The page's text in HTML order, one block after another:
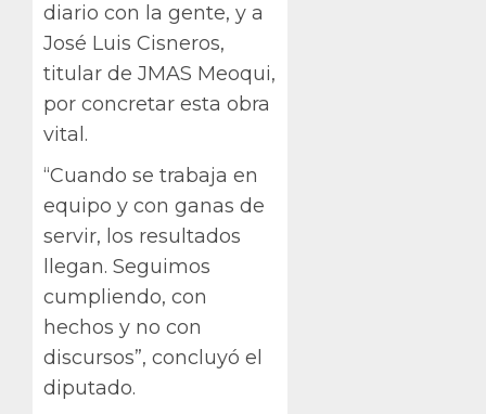
diario con la gente, y a
José Luis Cisneros,
titular de JMAS Meoqui,
por concretar esta obra
vital.
“Cuando se trabaja en
equipo y con ganas de
servir, los resultados
llegan. Seguimos
cumpliendo, con
hechos y no con
discursos”, concluyó el
diputado.